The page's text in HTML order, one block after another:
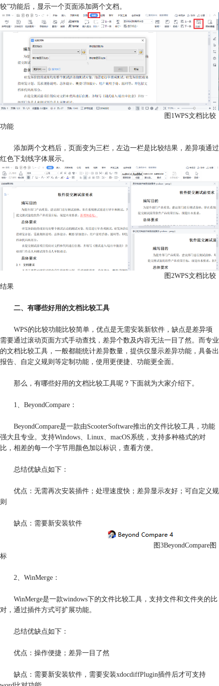
较”功能后，显示一个页面添加两个文档。
图1WPS文档比较
功能
添加两个文档后，页面变为三栏，左边一栏是比较结果，差异项通过
红色下划线字体展示。
图2WPS文档比较
结果
二、有哪些好用的文档比较工具
WPS的比较功能比较简单，优点是无需安装新软件，缺点是差异项
需要通过滚动页面方式手动查找，差异个数及内容无法一目了然。而专业
的文档比较工具，一般都能统计差异数量，提供仅显示差异功能，具备出
报告、自定义规则等定制功能，使用更便捷、功能更全面。
那么，有哪些好用的文档比较工具呢？下面就为大家介绍下。
1、BeyondCompare：
BeyondCompare是一款由ScooterSoftware推出的文件比较工具，功能
强大且专业。支持Windows、Linux、macOS系统，支持多种格式的对
比，相差的每一个字节用颜色加以标识，查看方便。
总结优缺点如下：
优点：无需再次安装插件；处理速度快；差异显示友好；可自定义规
则
缺点：需要新安装软件
图3BeyondCompare图
标
2、WinMerge：
WinMerge是一款windows下的文件比较工具，支持文件和文件夹的比
对，通过插件方式可扩展功能。
总结优缺点如下：
优点：操作便捷；差异一目了然
缺点：需要新安装软件，需要安装xdocdiffPlugin插件后才可支持